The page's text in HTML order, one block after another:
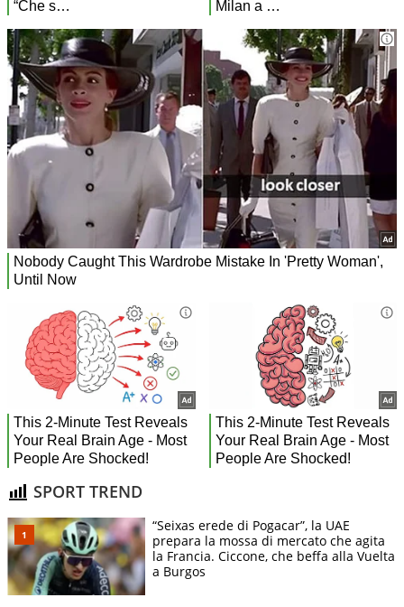
SPORT TREND
“Seixas erede di Pogacar”, la UAE
prepara la mossa di mercato che agita
la Francia. Ciccone, che beffa alla Vuelta
a Burgos